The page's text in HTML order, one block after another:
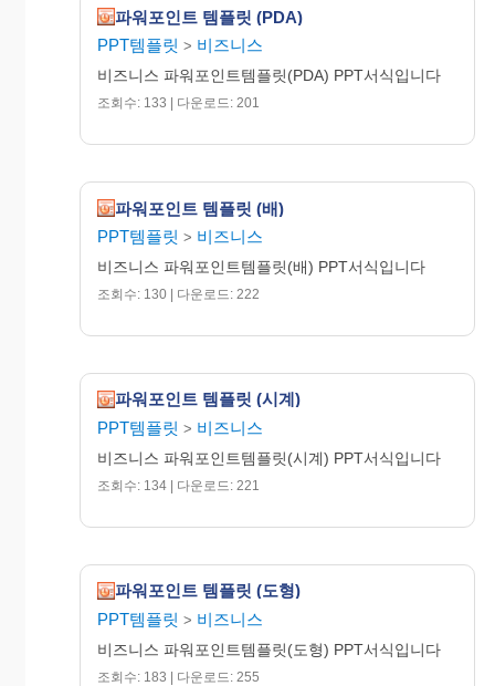
파워포인트 템플릿 (PDA)
PPT템플릿 > 비즈니스
비즈니스 파워포인트템플릿(PDA) PPT서식입니다
조회수: 133 | 다운로드: 201
파워포인트 템플릿 (배)
PPT템플릿 > 비즈니스
비즈니스 파워포인트템플릿(배) PPT서식입니다
조회수: 130 | 다운로드: 222
파워포인트 템플릿 (시계)
PPT템플릿 > 비즈니스
비즈니스 파워포인트템플릿(시계) PPT서식입니다
조회수: 134 | 다운로드: 221
파워포인트 템플릿 (도형)
PPT템플릿 > 비즈니스
비즈니스 파워포인트템플릿(도형) PPT서식입니다
조회수: 183 | 다운로드: 255